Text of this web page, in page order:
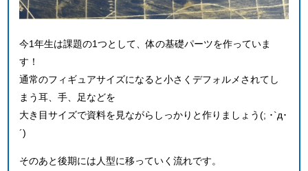
今1年生は課題の1つとして、体の基礎パーツを作っていま
す！
通常のフィギュアサイズになると小さくデフォルメされてし
まう耳、手、足などを
大き目サイズで資料を見ながらしっかりと作りましょう(; ･`д･
´)
そのあと後期には人型に移っていく流れです。